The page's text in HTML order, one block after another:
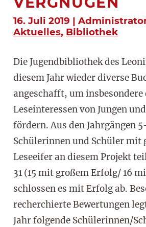
16. Juli 2019 |
Aktuelles, Bibliothek
Die Jugendbibliothek des
diesem Jahr wieder diverse
angeschafft, um insbesondere
Leseinteressen von Jungen
fördern. Aus den Jahrgängen
Schülerinnen und Schüler mit
Leseeifer an diesem Projekt
31 (15 mit großem Erfolg/ 16
schlossen es mit Erfolg ab.
recherchierte Bewertungen
Jahr folgende Schülerinnen/